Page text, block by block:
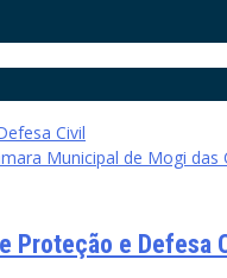
Municipal de Mogi das
Proteção e Defesa